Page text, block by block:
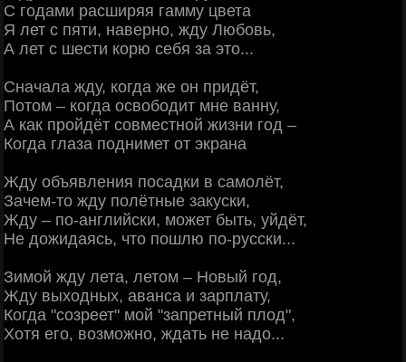
С годами расширяя гамму цвета
Я лет с пяти, наверно, жду Любовь,
А лет с шести корю себя за это...
Сначала жду, когда же он придёт,
Потом – когда освободит мне ванну,
А как пройдёт совместной жизни год –
Когда глаза поднимет от экрана
Жду объявления посадки в самолёт,
Зачем-то жду полётные закуски,
Жду – по-английски, может быть, уйдёт,
Не дожидаясь, что пошлю по-русски...
Зимой жду лета, летом – Новый год,
Жду выходных, аванса и зарплату,
Когда "созреет" мой "запретный плод",
Хотя его, возможно, ждать не надо...